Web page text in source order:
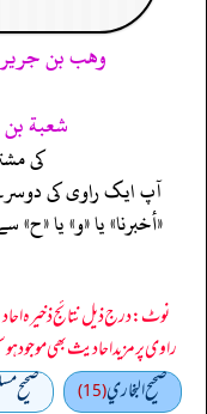
وهب بن جرير
شعبة بن
کی
آپ ایک راوی کی
«أخبرنا» یا «و» یا
راوی پر مزید احادیث بھی موجود
صحيح البخاري(15) صحيح